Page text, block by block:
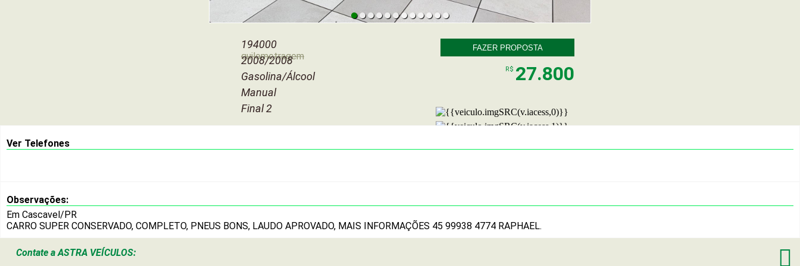
194000
quilometragem
2008/2008
Gasolina/Álcool
Manual
Final 2
FAZER PROPOSTA
R$ 27.800
Ver Telefones
Observações:
Em Cascavel/PR
CARRO SUPER CONSERVADO, COMPLETO, PNEUS BONS, LAUDO APROVADO, MAIS INFORMAÇÕES 45 99938 4774 RAPHAEL.
Contate aASTRA VEÍCULOS: 